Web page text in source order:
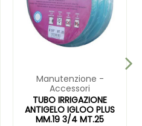
Manutenzione -
Accessori
TUBO IRRIGAZIONE
ANTIGELO IGLOO PLUS
MM.19 3/4 MT.25